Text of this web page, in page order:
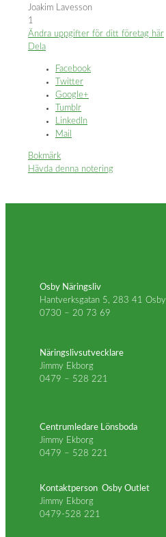
Joakim Lavesson
1
Ändra uppgifter för ditt företag här
Dela
Facebook
Twitter
Google+
Tumblr
LinkedIn
Mail
Bokmärk
Hävda denna notering
Osby Näringsliv
Hantverksgatan 5, 283 41 Osby
0730 – 20 73 69
Näringslivsutvecklare
Jimmy Ekborg
0479 – 528 221
Centrumledare Lönsboda
Jimmy Ekborg
0479 – 528 221
Kontaktperson Osby Outlet
Jimmy Ekborg
0479-528 221